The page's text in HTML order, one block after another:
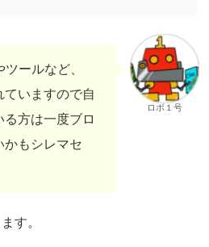
ールなど、
いますので自
方は一度ブロ
かもシレマセ
ロボ１号
す。